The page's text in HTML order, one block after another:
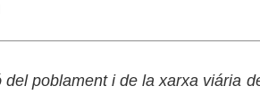
poblament i de la xarxa viária